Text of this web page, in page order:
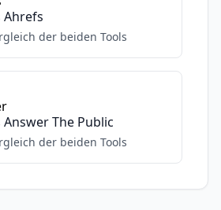
Ahrefs
der beiden Tools
Answer The Public
der beiden Tools